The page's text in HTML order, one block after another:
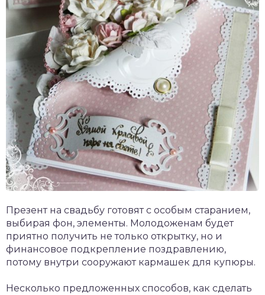
Презент на свадьбу готовят с особым старанием,
выбирая фон, элементы. Молодоженам будет
приятно получить не только открытку, но и
финансовое подкрепление поздравлению,
потому внутри сооружают кармашек для купюры.
Несколько предложенных способов, как сделать